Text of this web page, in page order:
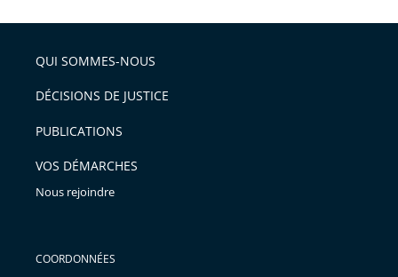
QUI SOMMES-NOUS
DÉCISIONS DE JUSTICE
PUBLICATIONS
VOS DÉMARCHES
Nous rejoindre
COORDONNÉES